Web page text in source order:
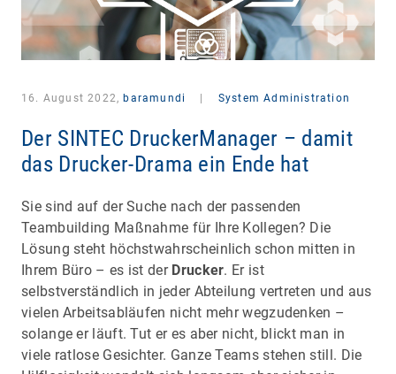
16. August 2022, baramundi System Administration
Der SINTEC DruckerManager – damit
das Drucker-Drama ein Ende hat
Sie sind auf der Suche nach der passenden
Teambuilding Maßnahme für Ihre Kollegen? Die
Lösung steht höchstwahrscheinlich schon mitten in
Ihrem Büro – es ist der Drucker. Er ist
selbstverständlich in jeder Abteilung vertreten und aus
vielen Arbeitsabläufen nicht mehr wegzudenken –
solange er läuft. Tut er es aber nicht, blickt man in
viele ratlose Gesichter. Ganze Teams stehen still. Die